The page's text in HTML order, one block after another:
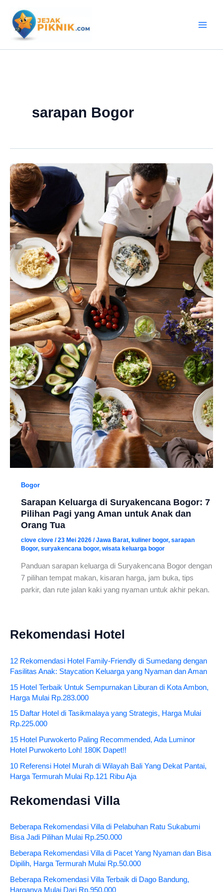
konten
sarapan Bogor
Bogor
Sarapan Keluarga di Suryakencana Bogor: 7
Pilihan Pagi yang Aman untuk Anak dan
Orang Tua
clove clove /23 Mei 2026 /Jawa Barat, kuliner bogor, sarapan
Bogor, suryakencana bogor, wisata keluarga bogor
Panduan sarapan keluarga di Suryakencana Bogor dengan
7 pilihan tempat makan, kisaran harga, jam buka, tips
parkir, dan rute jalan kaki yang nyaman untuk akhir pekan.
Rekomendasi Hotel
12 Rekomendasi Hotel Family-Friendly di Sumedang dengan
Fasilitas Anak: Staycation Keluarga yang Nyaman dan Aman
15 Hotel Terbaik Untuk Sempurnakan Liburan di Kota Ambon,
Harga Mulai Rp.283.000
15 Daftar Hotel di Tasikmalaya yang Strategis, Harga Mulai
Rp.225.000
15 Hotel Purwokerto Paling Recommended, Ada Luminor
Hotel Purwokerto Loh! 180K Dapet!!
10 Referensi Hotel Murah di Wilayah Bali Yang Dekat Pantai,
Harga Termurah Mulai Rp.121 Ribu Aja
Rekomendasi Villa
Beberapa Rekomendasi Villa di Pelabuhan Ratu Sukabumi
Bisa Jadi Pilihan Mulai Rp.250.000
Beberapa Rekomendasi Villa di Pacet Yang Nyaman dan Bisa
Dipilih, Harga Termurah Mulai Rp.50.000
Beberapa Rekomendasi Villa Terbaik di Dago Bandung,
Harganya Mulai Dari Rp.950.000